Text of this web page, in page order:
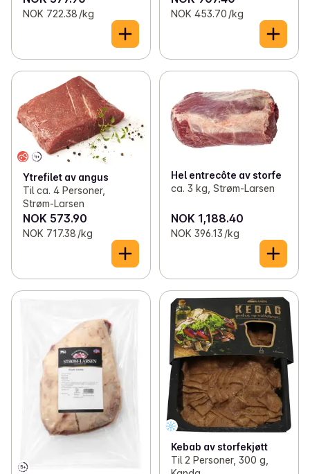
NOK 722.38 /kg NOK 453.70 /kg
Ytrefilet av angus
Til ca. 4 Personer,
Strøm-Larsen
NOK 573.90
NOK 717.38 /kg
Hel entrecôte av storfe
ca. 3 kg, Strøm-Larsen
NOK 1,188.40
NOK 396.13 /kg
Kebab av storfekjøtt
Til 2 Personer, 300 g,